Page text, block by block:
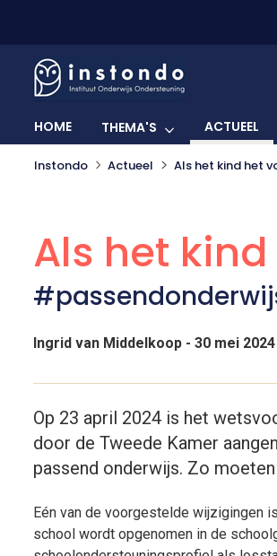
HOME THEMA'S ACTUEEL
Instondo Actueel Als het kind het
Als het
Ingrid van Middelkoop - 30 mei 2024
Op 23 april 2024 is het
door de Tweede Kamer
passend onderwijs. Zo
Eén van de voorgestelde wijzigingen
school wordt opgenomen in de